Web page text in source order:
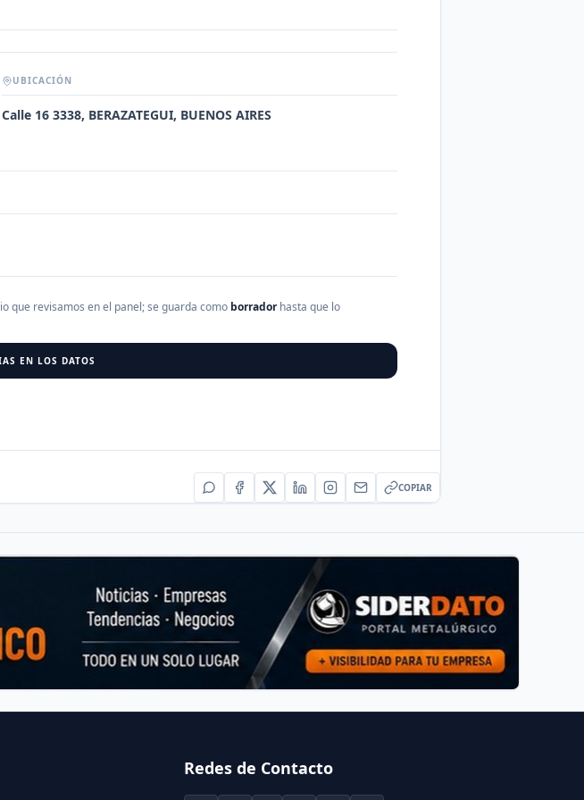
UBICACIÓN
Calle 16 3338, BERAZATEGUI, BUENOS AIRES
que revisamos en el panel; se guarda como borradorhasta que lo
EN LOS DATOS
COPIAR
Redes de Contacto